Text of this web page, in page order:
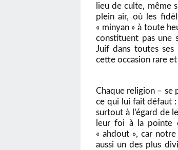
lieu de culte, même
plein air, où les
« minyan » à toute
constituent pas une
Juif dans toutes ses
cette occasion rare
Chaque religion – se
ce qui lui fait défaut :
surtout à l’égard de
leur foi à la pointe
« ahdout », car
aussi un des plus